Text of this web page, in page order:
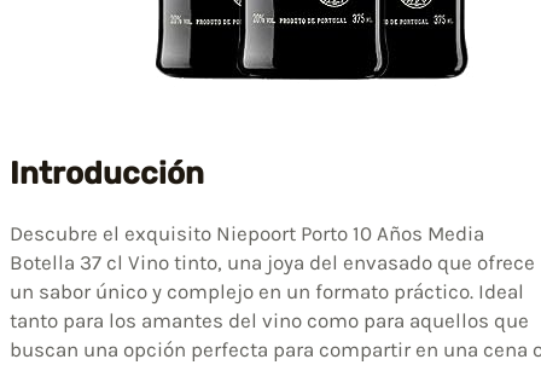
Introducción
Descubre el exquisito Niepoort Porto 10 Años Media
Botella 37 cl Vino tinto, una joya del envasado que ofrece
un sabor único y complejo en un formato práctico. Ideal
tanto para los amantes del vino como para aquellos que
buscan una opción perfecta para compartir en una cena